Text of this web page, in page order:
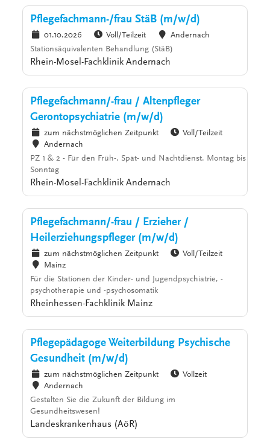
Pflegefachmann-/frau StäB (m/w/d)
01.10.2026 Voll/Teilzeit
Andernach
Stationsäquivalenten Behandlung (StäB)
Rhein-Mosel-Fachklinik Andernach
Pflegefachmann/-frau / Altenpfleger
Gerontopsychiatrie (m/w/d)
zum nächstmöglichen Zeitpunkt
Voll/Teilzeit
Andernach
PZ 1 & 2 - Für den Früh-, Spät- und Nachtdienst. Montag bis
Sonntag
Rhein-Mosel-Fachklinik Andernach
Pflegefachmann/-frau / Erzieher /
Heilerziehungspfleger (m/w/d)
zum nächstmöglichen Zeitpunkt
Voll/Teilzeit
Mainz
Für die Stationen der Kinder- und Jugendpsychiatrie, -
psychotherapie und -psychosomatik
Rheinhessen-Fachklinik Mainz
Pflegepädagoge Weiterbildung Psychische
Gesundheit (m/w/d)
zum nächstmöglichen Zeitpunkt
Vollzeit
Andernach
Gestalten Sie die Zukunft der Bildung im
Gesundheitswesen!
Landeskrankenhaus (AöR)